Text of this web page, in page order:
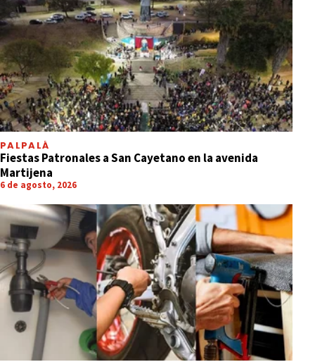
PALPALÁ
Fiestas Patronales a San Cayetano en la avenida
Martijena
6 de agosto, 2026